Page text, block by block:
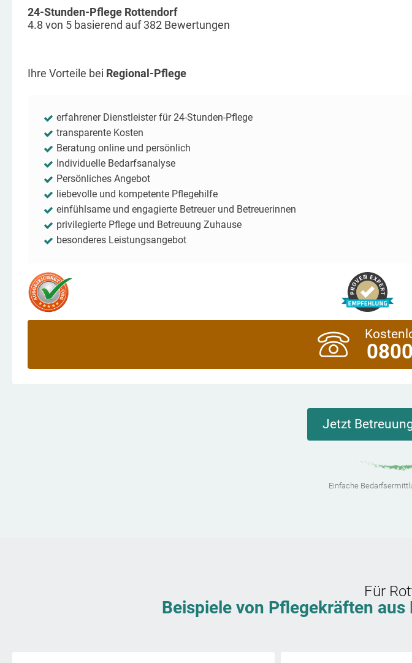
24-Stunden-Pflege Rottendorf
4.8 von 5 basierend auf382 Bewertungen
Ihre Vorteile bei Regional-Pflege
erfahrener Dienstleister für 24-Stunden-Pflege
transparente Kosten
Beratung online und persönlich
Individuelle Bedarfsanalyse
Persönliches Angebot
liebevolle und kompetente Pflegehilfe
einfühlsame und engagierte Betreuer und Betreuerinnen
privilegierte Pflege und Betreuung Zuhause
besonderes Leistungsangebot
Jetzt
Einfache
Für
Beispiele von Pflegekräften